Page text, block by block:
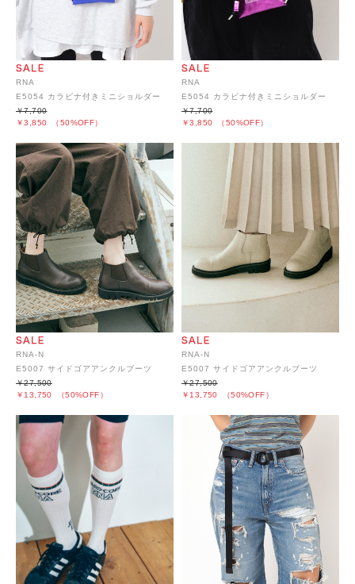
RNA
E5054 カラビナ付きミニショルダー
￥3,850 （50%OFF）
￥7,700
RNA
E5054 カラビナ付きミニショルダー
￥3,850 （50%OFF）
￥7,700
RNA-N
E5007 サイドゴアアンクルブーツ
￥13,750 （50%OFF）
￥27,500
RNA-N
E5007 サイドゴアアンクルブーツ
￥13,750 （50%OFF）
￥27,500